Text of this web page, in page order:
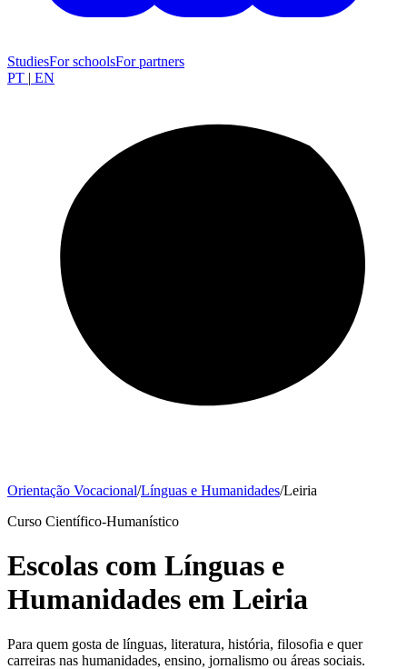
StudiesFor schoolsFor partners
PT | EN
Orientação Vocacional/Línguas e Humanidades/Leiria
Curso Científico-Humanístico
Escolas com Línguas e
Humanidades em Leiria
Para quem gosta de línguas, literatura, história, filosofia e quer
carreiras nas humanidades, ensino, jornalismo ou áreas sociais.